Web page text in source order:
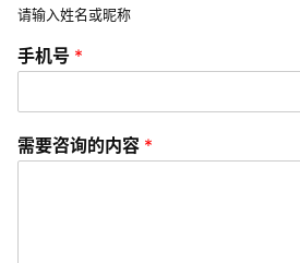
e
s
常
见
问
请输入姓名或昵称
*
姓
需
要
咨
手机号 *
需要咨询的内容 *